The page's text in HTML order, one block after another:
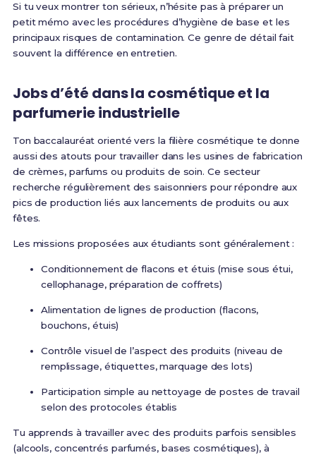
Si tu veux montrer ton sérieux, n’hésite pas à préparer un
petit mémo avec les procédures d’hygiène de base et les
principaux risques de contamination. Ce genre de détail fait
souvent la différence en entretien.
Jobs d’été dans la cosmétique et la
parfumerie industrielle
Ton baccalauréat orienté vers la filière cosmétique te donne
aussi des atouts pour travailler dans les usines de fabrication
de crèmes, parfums ou produits de soin. Ce secteur
recherche régulièrement des saisonniers pour répondre aux
pics de production liés aux lancements de produits ou aux
fêtes.
Les missions proposées aux étudiants sont généralement :
Conditionnement de flacons et étuis (mise sous étui,
cellophanage, préparation de coffrets)
Alimentation de lignes de production (flacons,
bouchons, étuis)
Contrôle visuel de l’aspect des produits (niveau de
remplissage, étiquettes, marquage des lots)
Participation simple au nettoyage de postes de travail
selon des protocoles établis
Tu apprends à travailler avec des produits parfois sensibles
(alcools, concentrés parfumés, bases cosmétiques), à